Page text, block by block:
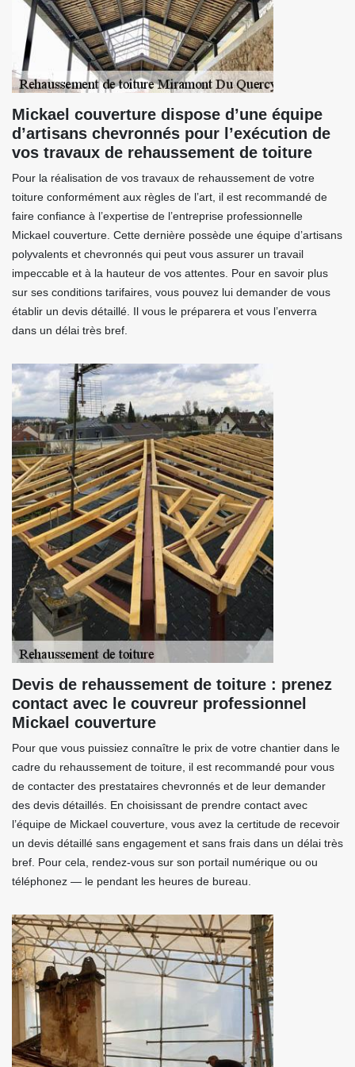
Mickael couverture dispose d’une équipe
d’artisans chevronnés pour l’exécution de
vos travaux de rehaussement de toiture
Pour la réalisation de vos travaux de rehaussement de votre
toiture conformément aux règles de l’art, il est recommandé de
faire confiance à l’expertise de l’entreprise professionnelle
Mickael couverture. Cette dernière possède une équipe d’artisans
polyvalents et chevronnés qui peut vous assurer un travail
impeccable et à la hauteur de vos attentes. Pour en savoir plus
sur ses conditions tarifaires, vous pouvez lui demander de vous
établir un devis détaillé. Il vous le préparera et vous l’enverra
dans un délai très bref.
Devis de rehaussement de toiture : prenez
contact avec le couvreur professionnel
Mickael couverture
Pour que vous puissiez connaître le prix de votre chantier dans le
cadre du rehaussement de toiture, il est recommandé pour vous
de contacter des prestataires chevronnés et de leur demander
des devis détaillés. En choisissant de prendre contact avec
l’équipe de Mickael couverture, vous avez la certitude de recevoir
un devis détaillé sans engagement et sans frais dans un délai très
bref. Pour cela, rendez-vous sur son portail numérique ou ou
téléphonez — le pendant les heures de bureau.